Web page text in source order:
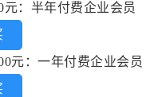
元：半年付费企业会员
元：一年付费企业会员